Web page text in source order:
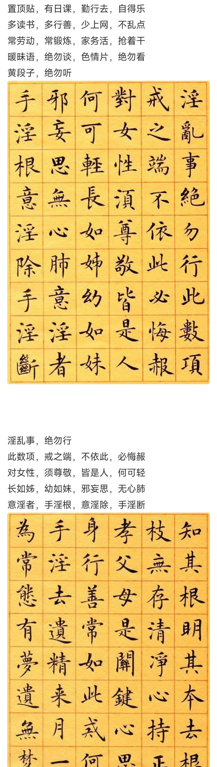
置顶贴，有日课，勤行去，自得乐
多读书，多行善，少上网，不乱点
常劳动，常锻炼，家务活，抢着干
暖昧语，绝勿谈，色情片，绝勿看
黄段子，绝勿听
淫乱事，绝勿行
此数项，戒之端，不依此，必悔赧
对女性，须尊敬，皆是人，何可轻
长如姊，幼如妹，邪妄思，无心肺
意淫者，手淫根，意淫除，手淫断